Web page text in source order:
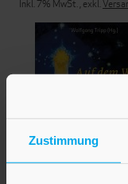
Zustimmung
Inkl. 7% MwSt.,exkl.